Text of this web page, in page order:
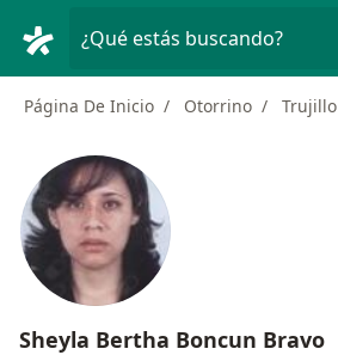
¿Qué estás buscando?
Página De Inicio Otorrino Trujillo
Sheyla Bertha Boncun Bravo